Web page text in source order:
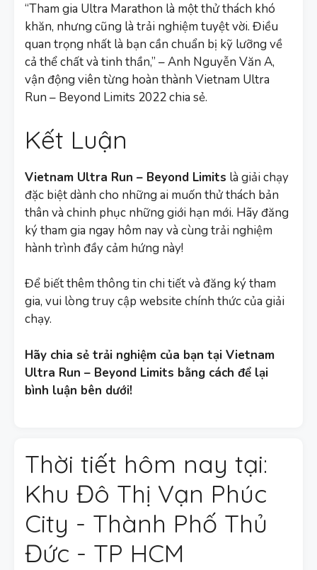
“Tham gia Ultra Marathon là một thử thách khó
khăn, nhưng cũng là trải nghiệm tuyệt vời. Điều
quan trọng nhất là bạn cần chuẩn bị kỹ lưỡng về
cả thể chất và tinh thần,” – Anh Nguyễn Văn A,
vận động viên từng hoàn thành Vietnam Ultra
Run – Beyond Limits 2022 chia sẻ.
Kết Luận
Vietnam Ultra Run – Beyond Limits là giải chạy
đặc biệt dành cho những ai muốn thử thách bản
thân và chinh phục những giới hạn mới. Hãy đăng
ký tham gia ngay hôm nay và cùng trải nghiệm
hành trình đầy cảm hứng này!
Để biết thêm thông tin chi tiết và đăng ký tham
gia, vui lòng truy cập website chính thức của giải
chạy.
Hãy chia sẻ trải nghiệm của bạn tại Vietnam
Ultra Run – Beyond Limits bằng cách để lại
bình luận bên dưới!
Thời tiết hôm nay tại:
Khu Đô Thị Vạn Phúc
City - Thành Phố Thủ
Đức - TP HCM